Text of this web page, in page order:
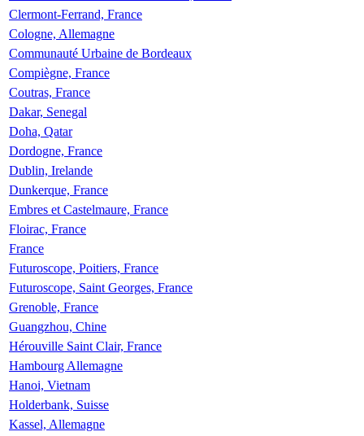
Clermont-Ferrand, France
Cologne, Allemagne
Communauté Urbaine de Bordeaux
Compiègne, France
Coutras, France
Dakar, Senegal
Doha, Qatar
Dordogne, France
Dublin, Irelande
Dunkerque, France
Embres et Castelmaure, France
Floirac, France
France
Futuroscope, Poitiers, France
Futuroscope, Saint Georges, France
Grenoble, France
Guangzhou, Chine
Hérouville Saint Clair, France
Hambourg Allemagne
Hanoi, Vietnam
Holderbank, Suisse
Kassel, Allemagne